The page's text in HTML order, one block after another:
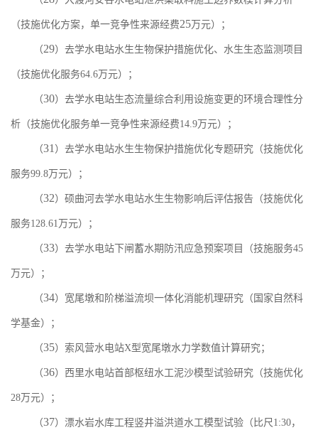
（技施优化方案，单一竞争性来源经费25万元）；
（29）去学水电站水生生物保护措施优化、水生生态监测项目
（技施优化服务64.6万元） ；
（30）去学水电站生态流量综合利用设施变更的环境合理性分
析（技施优化服务单一竞争性来源经费14.9万元） ；
（31 ）去学水电站水生生物保护措施优化专题研究（技施优化
服务99.8万元） ；
（32）硕曲河去学水电站水生生物影响后评估报告（技施优化
服务128.61 万元） ；
（33）去学水电站下闸蓄水期防汛应急预案项目（技施服务45
万元） ；
（34）宽尾墩和阶梯溢流坝一体化消能机理研究（国家自然科
学基金）；
（35）索风营水电站X型宽尾墩水力学数值计算研究；
（36）西里水电站首部枢纽水工泥沙模型试验研究（技施优化
28万元）；
（37）漂水岩水库工程竖井溢洪道水工模型试验（比尺 1:30，